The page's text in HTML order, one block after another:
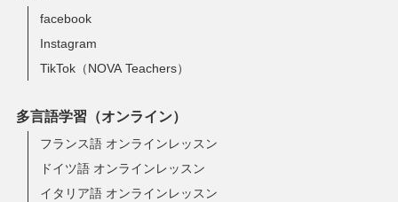
facebook
Instagram
TikTok（NOVA Teachers）
多言語学習（オンライン）
フランス語 オンラインレッスン
ドイツ語 オンラインレッスン
イタリア語 オンラインレッスン